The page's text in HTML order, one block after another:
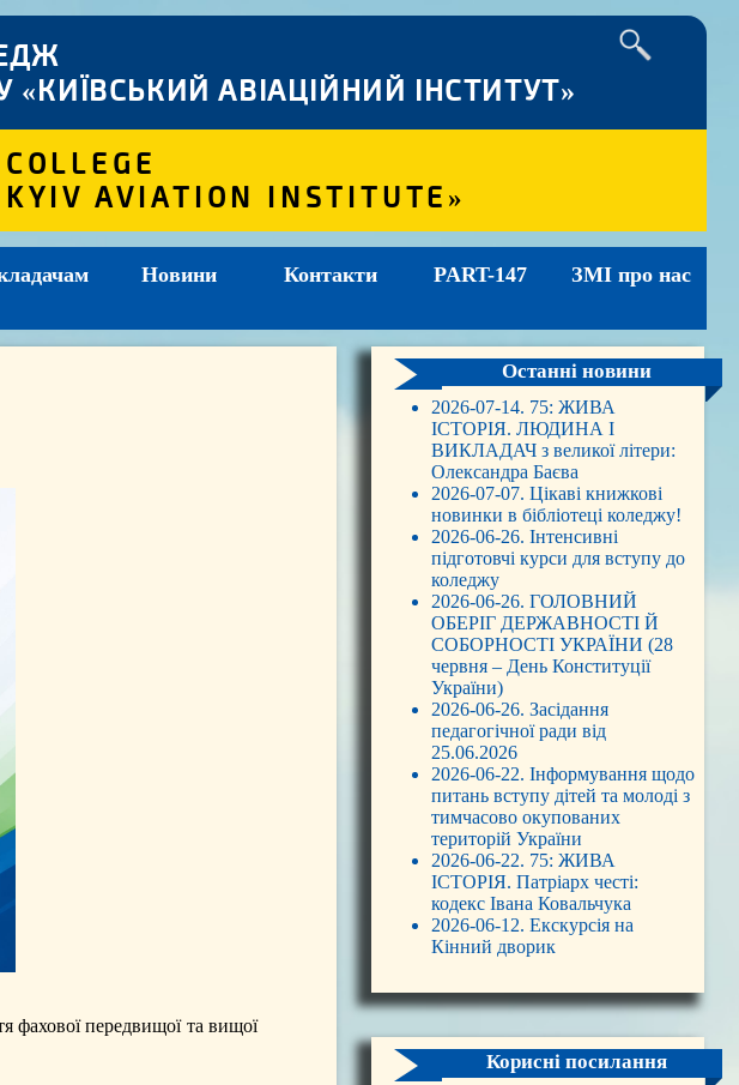
АВІАЦІЙНИЙ ІНСТИТУТ»
AVIATION INSTITUTE»
Новини Контакти PART-147 ЗМІ про нас
фахової передвищої та вищої
Останні новини
2026-07-14. 75: ЖИВА
ІСТОРІЯ. ЛЮДИНА І
ВИКЛАДАЧ з великої літери:
Олександра Баєва
2026-07-07. Цікаві книжкові
новинки в бібліотеці коледжу!
2026-06-26. Інтенсивні
підготовчі курси для вступу до
коледжу
2026-06-26. ГОЛОВНИЙ
ОБЕРІГ ДЕРЖАВНОСТІ Й
СОБОРНОСТІ УКРАЇНИ (28
червня – День Конституції
України)
2026-06-26. Засідання
педагогічної ради від
25.06.2026
2026-06-22. Інформування щодо
питань вступу дітей та молоді з
тимчасово окупованих
територій України
2026-06-22. 75: ЖИВА
ІСТОРІЯ. Патріарх честі:
кодекс Івана Ковальчука
2026-06-12. Екскурсія на
Кінний дворик
Корисні посилання